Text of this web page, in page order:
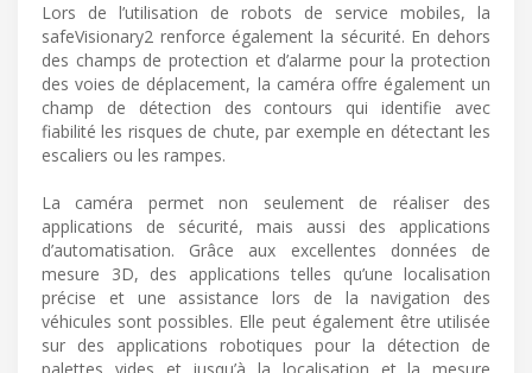
Lors de l’utilisation de robots de service mobiles, la
safeVisionary2 renforce également la sécurité. En dehors
des champs de protection et d’alarme pour la protection
des voies de déplacement, la caméra offre également un
champ de détection des contours qui identifie avec
fiabilité les risques de chute, par exemple en détectant les
escaliers ou les rampes.
La caméra permet non seulement de réaliser des
applications de sécurité, mais aussi des applications
d’automatisation. Grâce aux excellentes données de
mesure 3D, des applications telles qu’une localisation
précise et une assistance lors de la navigation des
véhicules sont possibles. Elle peut également être utilisée
sur des applications robotiques pour la détection de